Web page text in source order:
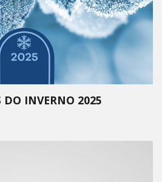
DO INVERNO 2025